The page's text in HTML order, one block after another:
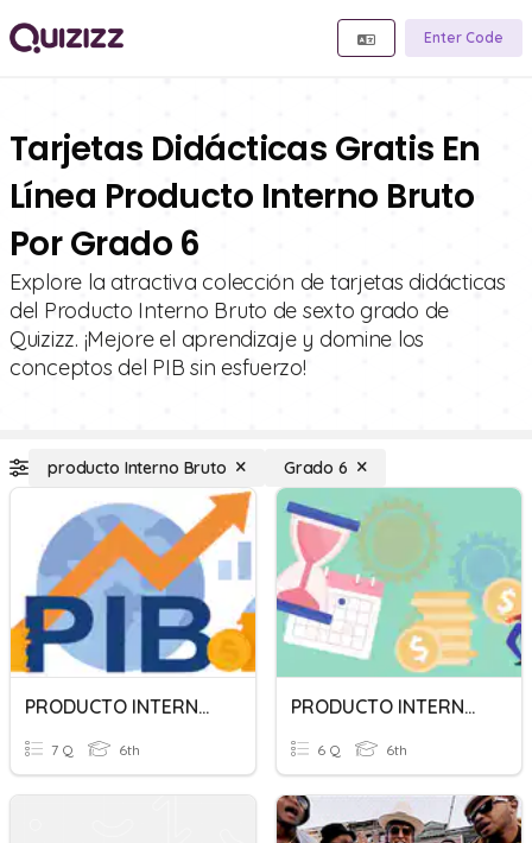
Enter Code
Tarjetas Didácticas Gratis En
Línea Producto Interno Bruto
Por Grado 6
Explore la atractiva colección de tarjetas didácticas
del Producto Interno Bruto de sexto grado de
Quizizz. ¡Mejore el aprendizaje y domine los
conceptos del PIB sin esfuerzo!
producto Interno Bruto Grado 6
PRODUCTO INTERNO BRUTO
7 Q 6th
PRODUCTO INTERNO BRUTO
6 Q 6th